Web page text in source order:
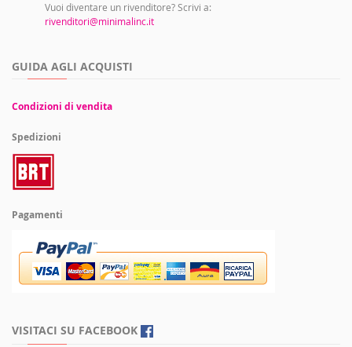
Vuoi diventare un rivenditore? Scrivi a:
rivenditori@minimalinc.it
GUIDA AGLI ACQUISTI
Condizioni di vendita
Spedizioni
Pagamenti
VISITACI SU FACEBOOK